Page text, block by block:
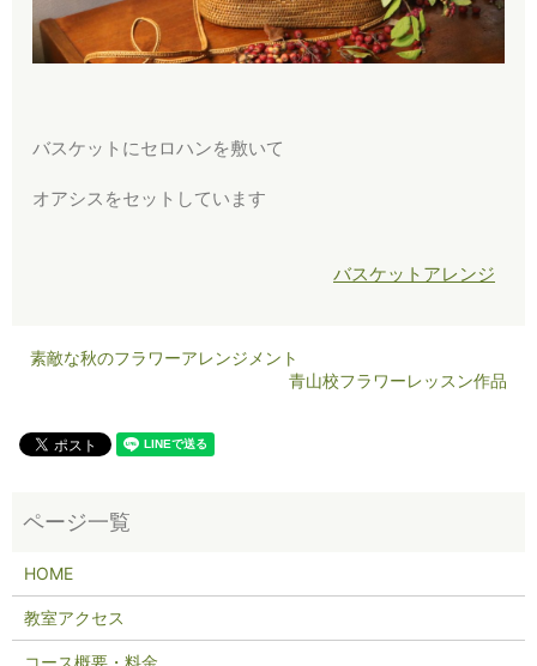
バスケットにセロハンを敷いて
オアシスをセットしています
バスケットアレンジ
素敵な秋のフラワーアレンジメント
青山校フラワーレッスン作品
HOME
教室アクセス
コース概要・料金